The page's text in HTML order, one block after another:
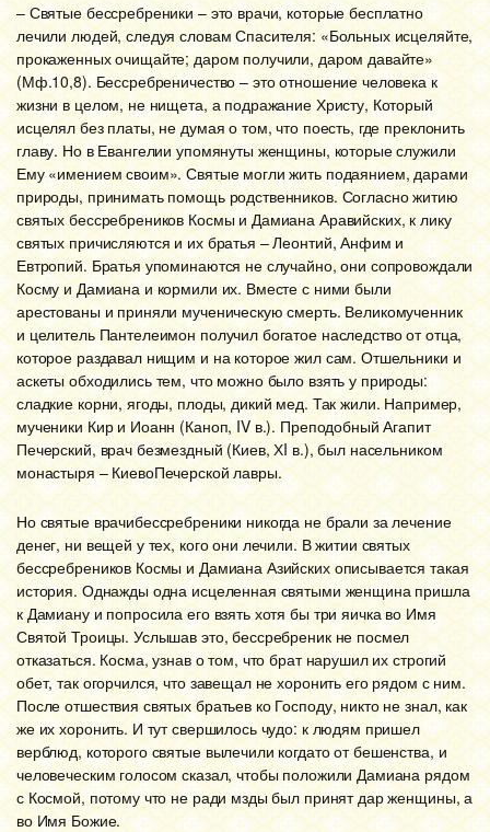
– Святые бессребреники – это врачи, которые бесплатно
лечили людей, следуя словам Спасителя: «Больных исцеляйте,
прокаженных очищайте; даром получили, даром давайте»
(Мф.10,8). Бессребреничество – это отношение человека к
жизни в целом, не нищета, а подражание Христу, Который
исцелял без платы, не думая о том, что поесть, где преклонить
главу. Но в Евангелии упомянуты женщины, которые служили
Ему «имением своим». Святые могли жить подаянием, дарами
природы, принимать помощь родственников. Согласно житию
святых бессребреников Космы и Дамиана Аравийских, к лику
святых причисляются и их братья – Леонтий, Анфим и
Евтропий. Братья упоминаются не случайно, они сопровождали
Косму и Дамиана и кормили их. Вместе с ними были
арестованы и приняли мученическую смерть. Великомученник
и целитель Пантелеимон получил богатое наследство от отца,
которое раздавал нищим и на которое жил сам. Отшельники и
аскеты обходились тем, что можно было взять у природы:
сладкие корни, ягоды, плоды, дикий мед. Так жили. Например,
мученики Кир и Иоанн (Каноп, IV в.). Преподобный Агапит
Печерский, врач безмездный (Киев, ХI в.), был насельником
монастыря – Киево­Печерской лавры.
Но святые врачи­бессребреники никогда не брали за лечение
денег, ни вещей у тех, кого они лечили. В житии святых
бессребреников Космы и Дамиана Азийских описывается такая
история. Однажды одна исцеленная святыми женщина пришла
к Дамиану и попросила его взять хотя бы три яичка во Имя
Святой Троицы. Услышав это, бессребреник не посмел
отказаться. Косма, узнав о том, что брат нарушил их строгий
обет, так огорчился, что завещал не хоронить его рядом с ним.
После отшествия святых братьев ко Господу, никто не знал, как
же их хоронить. И тут свершилось чудо: к людям пришел
верблюд, которого святые вылечили когда­то от бешенства, и
человеческим голосом сказал, чтобы положили Дамиана рядом
с Космой, потому что не ради мзды был принят дар женщины, а
во Имя Божие.